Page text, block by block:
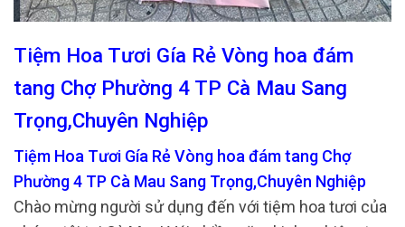
Tiệm Hoa Tươi Gía Rẻ Vòng hoa đám
tang Chợ Phường 4 TP Cà Mau Sang
Trọng,Chuyên Nghiệp
Tiệm Hoa Tươi Gía Rẻ Vòng hoa đám tang Chợ
Phường 4 TP Cà Mau Sang Trọng,Chuyên Nghiệp
Chào mừng người sử dụng đến với tiệm hoa tươi của